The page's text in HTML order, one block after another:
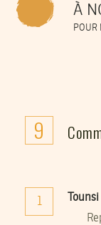
À
POUR
9
1